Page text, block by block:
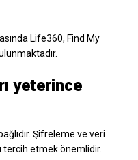
Life360, Find My
yeterince
Şifreleme ve veri
tercih etmek önemlidir.